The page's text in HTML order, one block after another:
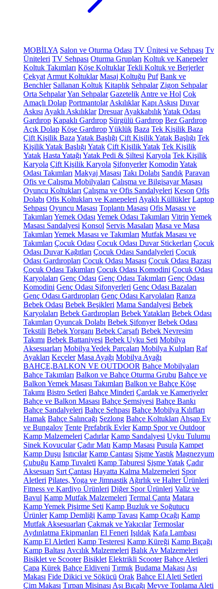
MOBİLYA Salon ve Oturma Odası TV Ünitesi ve Sehpası Tv
Üniteleri TV Sehpası Oturma Grupları Koltuk ve Kanepeler
Koltuk Takımları Köşe Koltuklar Tekli Koltuk ve Berjerler
Çekyat Armut Koltuklar Masaj Koltuğu Puf Bank ve
Benchler Sallanan Koltuk Kitaplık Sehpalar Zigon Sehpalar
Orta SehpalarYan Sehpalar Gazetelik Antre ve Hol Çok
Amaçlı Dolap Portmantolar Askılıklar Kapı Askısı Duvar
Askısı Ayaklı Askılıklar Dresuar AyakkabılıkYatak Odası
Gardırop Kapaklı Gardırop Sürgülü Gardırop Bez Gardırop
Açık Dolap Köşe GardıropYüklük Baza Tek Kişilik Baza
Çift Kişilik Baza Yatak Başlığı Çift Kişilik Yatak Başlığı Tek
Kişilik Yatak Başlığı Yatak Çift Kişilik Yatak Tek Kişilik
Yatak Hasta Yatağı Yatak Pedi & Şiltesi Karyola Tek Kişilik
Karyola Çift Kişilik Karyola Şifonyerler Komodin Yatak
Odası Takımları Makyaj Masası Takı Dolabı Sandık Paravan
Ofis ve Çalışma Mobilyaları Çalışma ve Bilgisayar Masası
Oyuncu Koltukları Çalışma ve Ofis Sandalyeleri Keson Ofis
Dolabı Ofis Koltukları ve Kanepeleri Ayaklı Küllükler Laptop
Sehpası Oyuncu Masası Toplantı Masası Ofis Masası ve
Takımları Yemek Odası Yemek Odası Takımları Vitrin Yemek
Masası Sandalyesi Konsol Servis Masaları Masa ve Masa
Takımları Yemek Masası ve Takımları Mutfak Masası ve
Takımları Çocuk Odası Çocuk Odası Duvar Stickerları Çocuk
Odası Duvar Kağıtları Çocuk Odası Sandalyeleri Çocuk
Odası Gardıropları Çocuk Odası Masası Çocuk Odası Bazası
Çocuk Odası Takımları Çocuk Odası Komodini Çocuk Odası
Karyolaları Genç Odası Genç Odası Takımları Genç Odası
Komodini Genç Odası Şifonyerleri Genç Odası Bazaları
Genç Odası Gardıropları Genç Odası Karyolaları Ranza
Bebek Odası Bebek Beşikleri Mama Sandalyesi Bebek
Karyolaları Bebek Gardıropları Bebek Yatakları Bebek Odası
Takımları Oyuncak Dolabı Bebek Şifonyer Bebek Odası
Tekstili Bebek Yorganı Bebek Çarşafı Bebek Nevresim
Takımı Bebek Battaniyesi Bebek Uyku Seti Mobilya
Aksesuarları Mobilya Yedek Parçaları Mobilya Kulpları Raf
Ayakları Keçeler Masa Ayağı Mobilya Ayağı
BAHÇE,BALKON VE OUTDOOR Bahçe Mobilyaları
Bahçe Takımları Balkon ve Bahçe Oturma Grubu Bahçe ve
Balkon Yemek Masası Takımları Balkon ve Bahçe Köşe
Takımı Bistro Setleri Bahçe Minderi Çardak ve Kameriyeler
Bahçe ve Balkon Masası Bahçe Şemsiyesi Bahçe Bankı
Bahçe Sandalyeleri Bahçe Sehpası Bahçe Mobilya Kılıfları
Hamak Bahçe Salıncağı Şezlong Bahçe Koltukları Ahşap Ev
ve Bungalov Tente Prefabrik Evler Kamp Spor ve Outdoor
Kamp Malzemeleri Çadırlar Kamp Sandalyesi Uyku Tulumu
Sinek Kovucular Çadır Matı Kamp Masası Pusula Kampet
Kamp Duşu Isıtıcılar Kamp Çantası Şişme Yastık Magnezyum
Çubuğu Kamp Tuvaleti Kamp Taburesi Şişme Yatak Çadır
Aksesuarı Sırt Çantası Hayatta Kalma Malzemeleri Spor
Aletleri Pilates, Yoga ve Jimnastik Ağırlık ve Halter Ürünleri
Fitness ve Kardiyo Ürünleri Diğer Spor Ürünleri Valiz ve
Bavul Kamp Mutfak Malzemeleri Termal Çanta Matara
Kamp Yemek Pişirme Seti Kamp Buzluk ve Soğutucu
Ürünler Kamp Demliği Kamp Tavası Kamp Ocağı Kamp
Mutfak Aksesuarları Çakmak ve Yakıcılar Termoslar
Aydınlatma Ekipmanları El Feneri Işıldak Kafa Lambası
Kamp El Aletleri Kamp Testeresi Kamp Küreği Kamp Bıçağı
Kamp Baltası Avcılık Malzemeleri Balık Av Malzemeleri
Bisiklet ve Scooter Bisiklet Elektrikli Scooter Bahçe Aletleri
Çapa Kürek Bahçe Eldiveni Tırmık Budama Makası Aşı
Makası Fide Dikici ve Sökücü Orak Bahçe El Aleti Setleri
Çim Makası Tırpan Misinası Aşı Bıçağı Meyve Toplama Aleti